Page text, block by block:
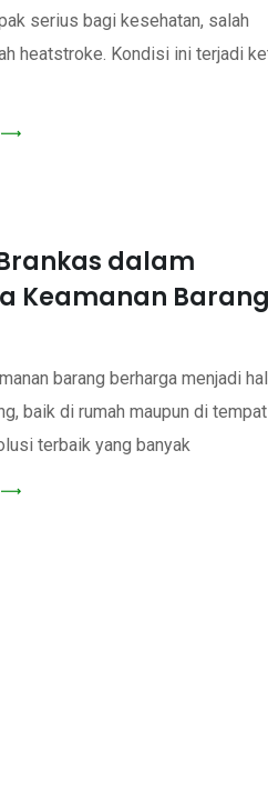
serius bagi kesehatan, salah
heatstroke. Kondisi ini terjadi
dalam
Keamanan Barang
barang berharga menjadi
baik di rumah maupun di
terbaik yang banyak